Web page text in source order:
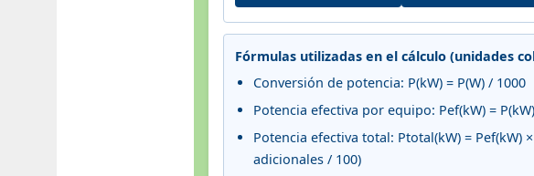
Fórmulas utilizadas en el cálculo (unidades
Conversión de potencia: P(kW) = P(W) / 1000
Potencia efectiva por equipo: Pef(kW) =
Potencia efectiva total: Ptotal(kW) = Pef(kW)
adicionales / 100)